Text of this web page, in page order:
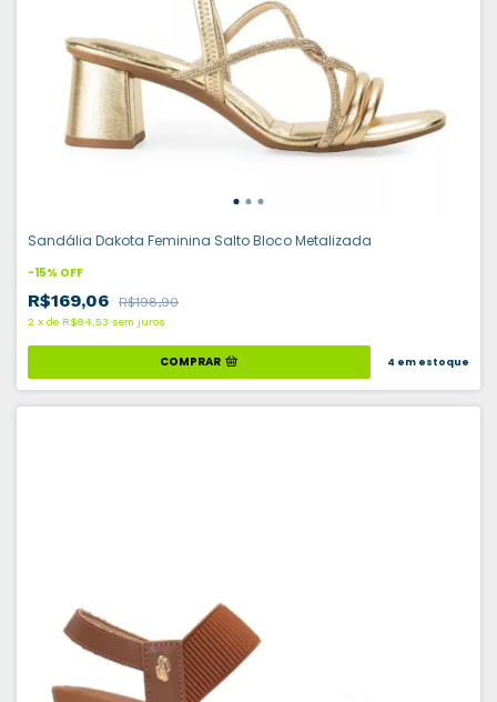
Sandália Dakota Feminina Salto Bloco Metalizada
-15% OFF
R$169,06 R$198,90
2 x de R$84,53 sem juros
COMPRAR 4 em estoque